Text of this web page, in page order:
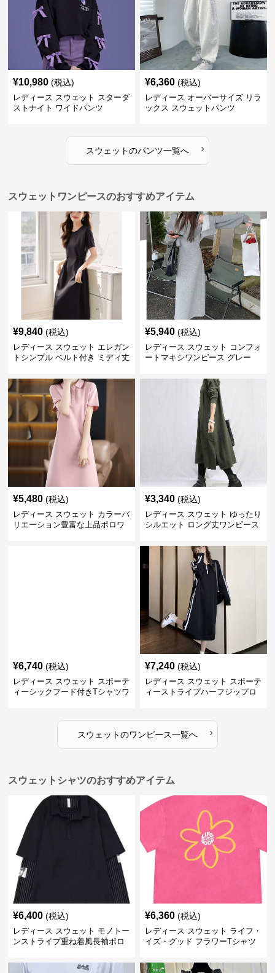
¥10,980 (税込)
レディース スウェット スターダ
ストナイト ワイドパンツ
¥6,360 (税込)
レディース オーバーサイズ リラ
ックス スウェットパンツ
スウェットのパンツ一覧へ ›
スウェットワンピースのおすすめアイテム
¥9,840 (税込)
レディース スウェット エレガン
トシンプル ベルト付き ミディ丈
¥5,940 (税込)
レディース スウェット コンフォ
ートマキシワンピース グレー
¥5,480 (税込)
レディース スウェット カラーバ
リエーション豊富な上品ポロワ
¥3,340 (税込)
レディース スウェット ゆったり
シルエット ロング丈ワンピース
¥6,740 (税込)
レディース スウェット スポーテ
ィーシックフード付きTシャツワ
¥7,240 (税込)
レディース スウェット スポーテ
ィーストライプハーフジップロ
スウェットのワンピース一覧へ ›
スウェットシャツのおすすめアイテム
¥6,400 (税込)
レディース スウェット モノトー
ンストライプ重ね着風長袖ポロ
¥6,360 (税込)
レディース スウェット ライフ・
イズ・グッド フラワーTシャツ